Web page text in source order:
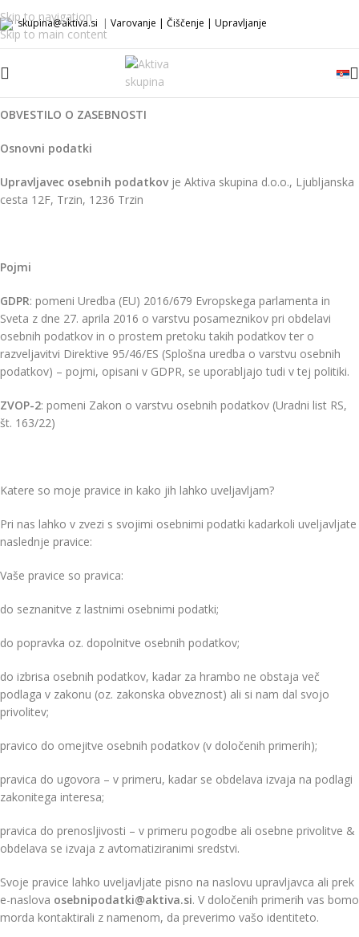
Skip to navigation
Skip to main content
skupina@aktiva.si | Varovanje | Čiščenje | Upravljanje
OBVESTILO O ZASEBNOSTI
Osnovni podatki
Upravljavec osebnih podatkovje Aktiva skupina d.o.o., Ljubljanska
cesta 12F, Trzin, 1236 Trzin
Pojmi
GDPR: pomeni Uredba (EU) 2016/679 Evropskega parlamenta in
Sveta z dne 27. aprila 2016 o varstvu posameznikov pri obdelavi
osebnih podatkov in o prostem pretoku takih podatkov ter o
razveljavitvi Direktive 95/46/ES (Splošna uredba o varstvu osebnih
podatkov) – pojmi, opisani v GDPR, se uporabljajo tudi v tej politiki.
ZVOP-2: pomeni Zakon o varstvu osebnih podatkov (Uradni list RS,
št. 163/22)
Katere so moje pravice in kako jih lahko uveljavljam?
Pri nas lahko v zvezi s svojimi osebnimi podatki kadarkoli uveljavljate
naslednje pravice:
Vaše pravice so pravica:
do seznanitve z lastnimi osebnimi podatki;
do popravka oz. dopolnitve osebnih podatkov;
do izbrisa osebnih podatkov, kadar za hrambo ne obstaja več
podlaga v zakonu (oz. zakonska obveznost) ali si nam dal svojo
privolitev;
pravico do omejitve osebnih podatkov (v določenih primerih);
pravica do ugovora – v primeru, kadar se obdelava izvaja na podlagi
zakonitega interesa;
pravica do prenosljivosti – v primeru pogodbe ali osebne privolitve &
obdelava se izvaja z avtomatiziranimi sredstvi.
Svoje pravice lahko uveljavljate pisno na naslovu upravljavca ali prek
e-naslova osebnipodatki@aktiva.si. V določenih primerih vas bomo
morda kontaktirali z namenom, da preverimo vašo identiteto.